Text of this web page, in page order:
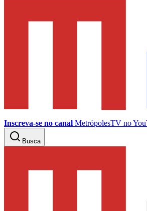
Inscreva-se no canal MetrópolesTV no
Busca